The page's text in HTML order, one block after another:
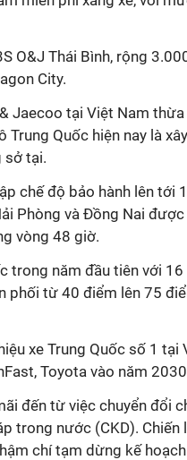
O&J Thái Bình, rộng
City.
Jaecoo tại Việt Nam thừa
Quốc hiện nay là xây
sở tại.
chế độ bảo hành lên tới
Phòng và Đồng Nai
vòng 48 giờ.
trong năm đầu tiên với 16
phối từ 40 điểm lên 75
xe Trung Quốc số 1 tại
Toyota vào năm
đến từ việc chuyển đổi
trong nước (CKD). Chiến
chí tạm dừng kế